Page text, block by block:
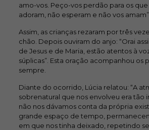
amo-vos. Peço-vos perdão para os
adoram, não esperam e não vos amam”.
Assim, as crianças rezaram por três
chão. Depois ouviram do anjo: “Orai
de Jesus e de Maria, estão atentos à
súplicas”. Esta oração acompanhou os
sempre.
Diante do ocorrido, Lúcia relatou: “A
sobrenatural que nos envolveu era tão
não nos dávamos conta da própria
grande espaço de tempo,
em que nos tinha deixado, repetindo